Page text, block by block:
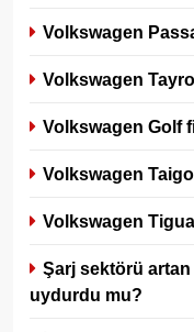
Volkswagen
Volkswagen
Volkswagen Golf
Volkswagen
Volkswagen
Şarj sektörü artan
uydurdu mu?